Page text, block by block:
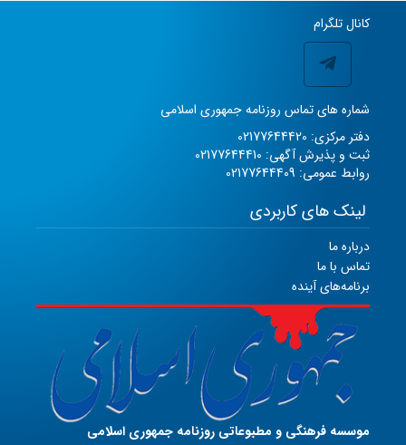
کانال تلگرام
شماره های تماس روزنامه جمهوری اسلامی
دفتر مرکزی: 02177644420
ثبت و پذیرش آگهی: 02177644410
روابط عمومی: 02177644409
لینک های کاربردی
درباره ما
تماس با ما
برنامه‌های آینده
موسسه فرهنگی و مطبوعاتی روزنامه جمهوری اسلامی